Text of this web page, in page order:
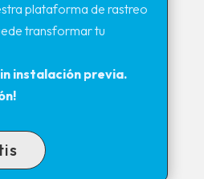
plataforma de rastreo
transformar tu
instalación previa.